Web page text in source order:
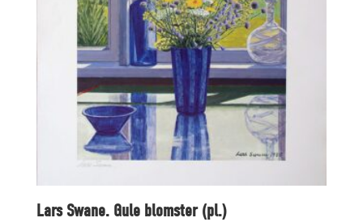
Lars Swane. Gule blomster (pl.)